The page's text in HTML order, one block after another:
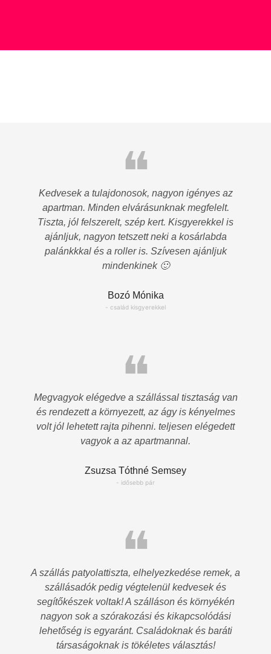
Bozó Mónika
- család kisgyerekkel
❝
Kedvesek a tulajdonosok, nagyon igényes az
apartman. Minden elvárásunknak megfelelt.
Tiszta, jól felszerelt, szép kert. Kisgyerekkel is
ajánljuk, nagyon tetszett neki a kosárlabda
palánkkkal és a roller is. Szívesen ajánljuk
mindenkinek 🙂
Zsuzsa Tóthné Semsey
- idősebb pár
❝
Megvagyok elégedve a szállással tisztaság van
és rendezett a környezett, az ágy is kényelmes
volt jól lehetett rajta pihenni. teljesen elégedett
vagyok a az apartmannal.
❝
A szállás patyolattiszta, elhelyezkedése remek, a
szállásadók pedig végtelenül kedvesek és
segítőkészek voltak! A szálláson és környékén
nagyon sok a szórakozási és kikapcsolódási
lehetőség is egyaránt. Családoknak és baráti
társaságoknak is tökéletes választás!